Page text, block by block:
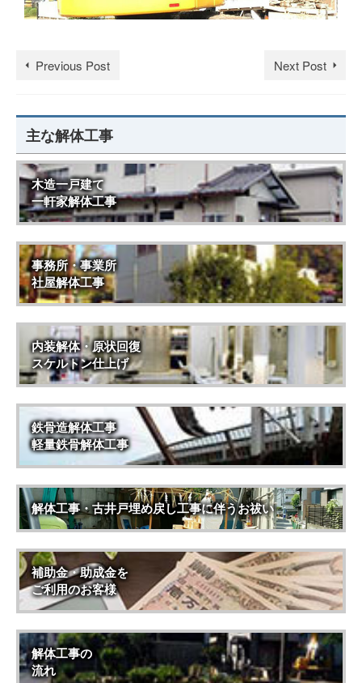
Previous Post Next Post
主な解体工事
木造一戸建て
一軒家解体工事
事務所・事業所
社屋解体工事
内装解体・原状回復
スケルトン仕上げ
鉄骨造解体工事
軽量鉄骨解体工事
解体工事・古井戸埋め戻し工事に伴うお祓い
補助金・助成金を
ご利用のお客様
解体工事の
流れ